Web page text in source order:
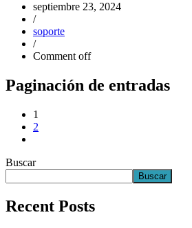
septiembre 23, 2024
/
soporte
/
Comment off
Paginación de entradas
1
2
Buscar
Buscar
Recent Posts